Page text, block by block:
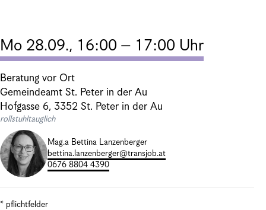
Mo 28.09., 16:00 – 17:00 Uhr
Beratung vor Ort
Gemeindeamt St. Peter in der Au
Hofgasse 6, 3352 St. Peter in der Au
rollstuhltauglich
Mag.a Bettina Lanzenberger
bettina.lanzenberger@transjob.at
0676 8804 4390
* pflichtfelder